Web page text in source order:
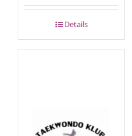
Details